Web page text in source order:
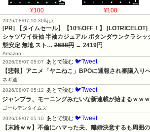
¥100 ¥100
2026/08/07 10:30時点
[PR] 【タイムセール】【10%OFF！】 [LOTRICELOT]
シャツワイ長袖 半袖カジュアル ボタンダウンクラシ
態安定 無地 スト… 2688円 → 2419円
Amazon
2026/08/07 05:07
あとで読む 🐦Tweet
【悲報】アニメ「ヤニねこ」BPOに通報され審議入り
ネギ速
2026/08/07 05:12
あとで読む 🐦Tweet
ジャンプラ、モーニングみたいな新連載が始まるｗｗ
ゴールデンタイムズ
2026/08/07 05:10
あとで読む 🐦Tweet
【末路ｗｗ】不倫にハマった夫、離婚決意するも周囲